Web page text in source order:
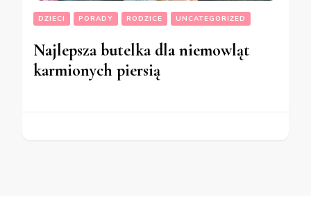
DZIECI PORADY RODZICE UNCATEGORIZED
Najlepsza butelka dla niemowląt
karmionych piersią